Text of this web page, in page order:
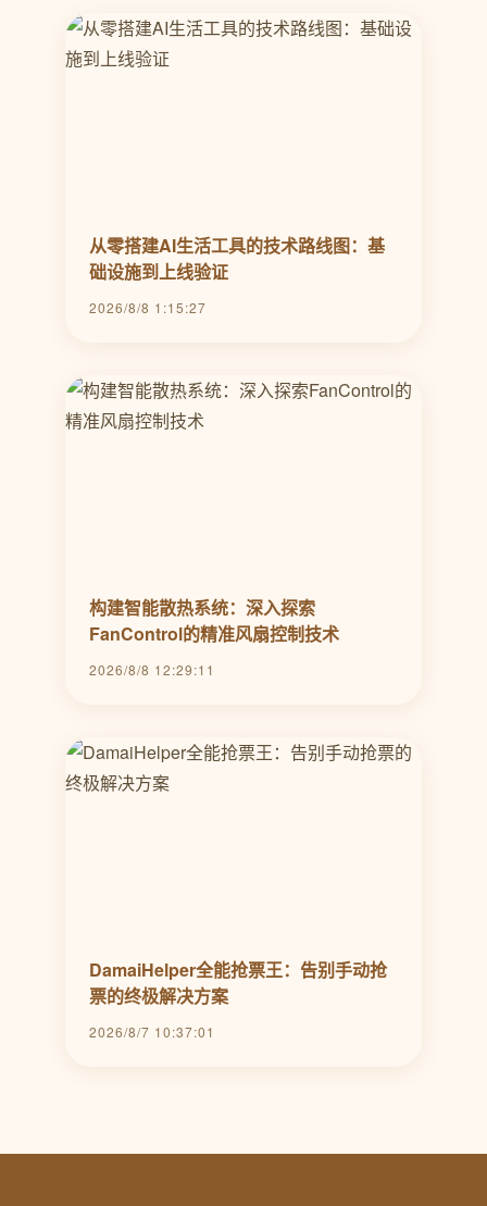
从零搭建AI生活工具的技术路线图：基
础设施到上线验证
2026/8/8 1:15:27
构建智能散热系统：深入探索
FanControl的精准风扇控制技术
2026/8/8 12:29:11
DamaiHelper全能抢票王：告别手动抢
票的终极解决方案
2026/8/7 10:37:01